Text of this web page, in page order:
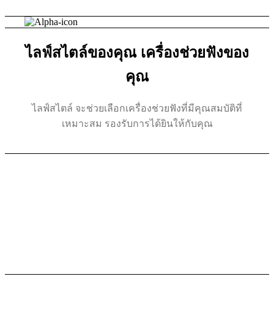
ไลฟ์สไตล์ของคุณ เครื่องช่วยฟังของ
คุณ
ไลฟ์สไตล์ จะช่วยเลือกเครื่องช่วยฟังที่มีคุณสมบัติที่
เหมาะสม รองรับการได้ยินให้กับคุณ